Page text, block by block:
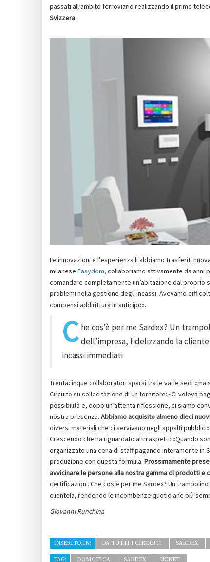
passati all’ambito ferroviario realizzando il primo
Svizzera.
Le innovazioni e l’esperienza li abbiamo trasferiti
milanese Easydom, collaboriamo attivamente da anni
comandare completamente un’abitazione dal proprio
problemi nella gestione degli incassi. Avevamo
compensi addirittura in anticipo».
C he cos’è per me Sardex? Un
dell’impresa, fidelizzando la
incassi immediati
Trentacinque collaboratori sparsi tra le varie sedi
Circuito su sollecitazione di un fornitore: «Ci voleva
possibilità e, dopo un’attenta riflessione, ci siamo
nostra presenza. Abbiamo acquisito almeno dieci
diversi materiali che ci servivano negli appalti pubblici».
Crescendo che ha riguardato altri aspetti: «Quando
organizzato una cena di staff pagando interamente in
produzione con questa formula. Prossimamente
avvicinare le persone alla nostra gamma di prodotti e
certificazioni. Che cos’è per me Sardex? Un
clientela, rendendo le incombenze quotidiane più
Giovanni Runchina
INSERITO IN: DA TUTTI I CIRCUITI SARDEX
TAG: DOMOTICA SARDEX UCNET